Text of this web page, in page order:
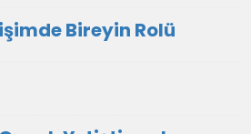
Bireyin Rolü